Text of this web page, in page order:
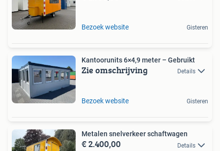
Bezoek website Gisteren
Kantoorunits 6×4,9 meter – Gebruikt
Zie omschrijving Details
Bezoek website Gisteren
Metalen snelverkeer schaftwagen
€ 2.400,00 Details